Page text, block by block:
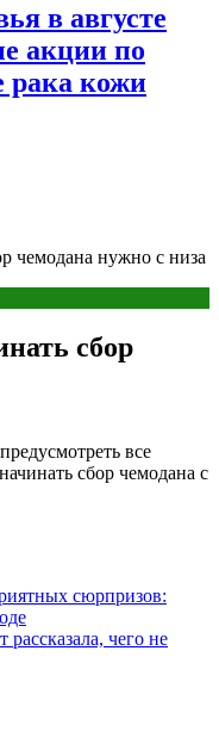
в августе
акции по
рака кожи
чемодана нужно с низа
сбор
все
сбор чемодана с
сюрпризов:
чего не